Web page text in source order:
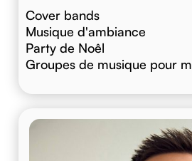
Cover bands
Musique d'ambiance
Party de Noêl
Groupes de musique pour